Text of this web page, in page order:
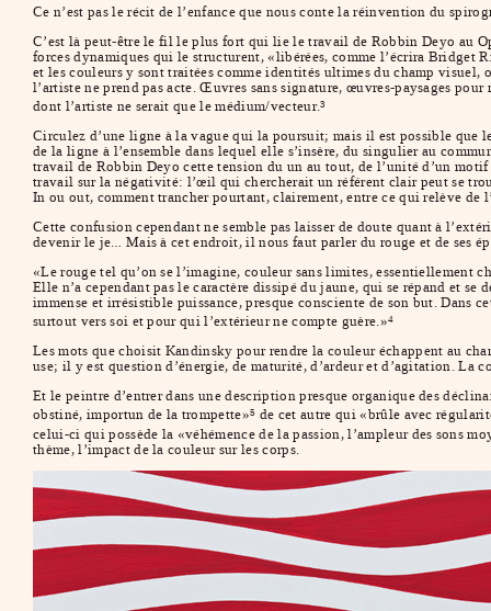
Ce n’est pas le récit de l’enfance que nous conte la réinvention du
C’est là peut-être le fil le plus fort qui lie le travail de Robbin Deyo au
forces dynamiques qui le structurent, «libérées, comme l’écrira
et les couleurs y sont traitées comme identités ultimes du champ
l’artiste ne prend pas acte. Œuvres sans signature, œuvres-paysages
dont l’artiste ne serait que le médium/vecteur.3
Circulez d’une ligne à la vague qui la poursuit; mais il est possible que
de la ligne à l’ensemble dans lequel elle s’insère, du singulier au
travail de Robbin Deyo cette tension du un au tout, de l’unité d’un
travail sur la négativité: l’œil qui chercherait un référent clair peut se
In ou out, comment trancher pourtant, clairement, entre ce qui relève de
Cette confusion cependant ne semble pas laisser de doute quant à
devenir le je… Mais à cet endroit, il nous faut parler du rouge et de ses
«Le rouge tel qu’on se l’imagine, couleur sans limites, essentiellement
Elle n’a cependant pas le caractère dissipé du jaune, qui se répand et
immense et irrésistible puissance, presque consciente de son but. Dans
surtout vers soi et pour qui l’extérieur ne compte guère.»4
Les mots que choisit Kandinsky pour rendre la couleur échappent au
use; il y est question d’énergie, de maturité, d’ardeur et d’agitation.
Et le peintre d’entrer dans une description presque organique des
obstiné, importun de la trompette»5 de cet autre qui «brûle avec
celui-ci qui possède la «véhémence de la passion, l’ampleur des sons
thème, l’impact de la couleur sur les corps.